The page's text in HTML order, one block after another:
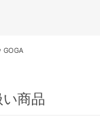
GOGA
商品